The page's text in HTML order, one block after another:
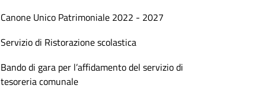
Canone Unico Patrimoniale 2022 - 2027
Servizio di Ristorazione scolastica
Bando di gara per l’affidamento del servizio di
tesoreria comunale